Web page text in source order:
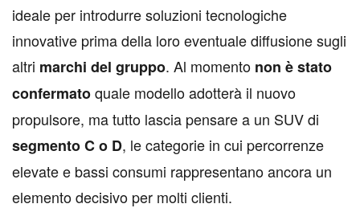
ideale per introdurre soluzioni tecnologiche
innovative prima della loro eventuale diffusione sugli
altri marchi del gruppo. Al momento non è stato
confermatoquale modello adotterà il nuovo
propulsore, ma tutto lascia pensare a un SUV di
segmento C o D, le categorie in cui percorrenze
elevate e bassi consumi rappresentano ancora un
elemento decisivo per molti clienti.